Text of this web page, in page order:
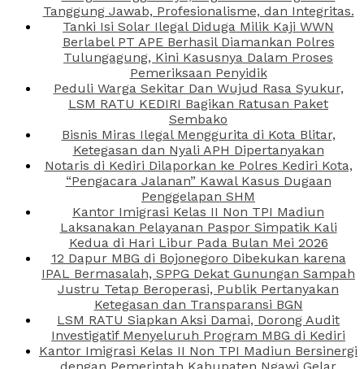
Tanggung Jawab, Profesionalisme, dan Integritas.
Tanki Isi Solar Ilegal Diduga Milik Kaji WWN
Berlabel PT APE Berhasil Diamankan Polres
Tulungagung, Kini Kasusnya Dalam Proses
Pemeriksaan Penyidik
Peduli Warga Sekitar Dan Wujud Rasa Syukur,
LSM RATU KEDIRI Bagikan Ratusan Paket
Sembako
Bisnis Miras Ilegal Menggurita di Kota Blitar,
Ketegasan dan Nyali APH Dipertanyakan
Notaris di Kediri Dilaporkan ke Polres Kediri Kota,
“Pengacara Jalanan” Kawal Kasus Dugaan
Penggelapan SHM
Kantor Imigrasi Kelas II Non TPI Madiun
Laksanakan Pelayanan Paspor Simpatik Kali
Kedua di Hari Libur Pada Bulan Mei 2026
12 Dapur MBG di Bojonegoro Dibekukan karena
IPAL Bermasalah, SPPG Dekat Gunungan Sampah
Justru Tetap Beroperasi, Publik Pertanyakan
Ketegasan dan Transparansi BGN
LSM RATU Siapkan Aksi Damai, Dorong Audit
Investigatif Menyeluruh Program MBG di Kediri
Kantor Imigrasi Kelas II Non TPI Madiun Bersinergi